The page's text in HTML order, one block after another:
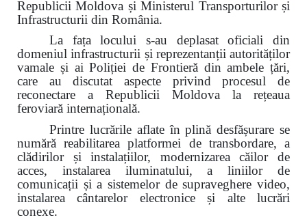
Republicii Moldova și Ministerul Transporturilor și
Infrastructurii din România.
La fața locului s-au deplasat oficiali din
domeniul infrastructurii și reprezentanții autorităților
vamale și ai Poliției de Frontieră din ambele țări,
care au discutat aspecte privind procesul de
reconectare a Republicii Moldova la rețeaua
feroviară internațională.
Printre lucrările aflate în plină desfășurare se
numără reabilitarea platformei de transbordare, a
clădirilor și instalațiilor, modernizarea căilor de
acces, instalarea iluminatului,
a liniilor de
comunicații și a sistemelor de supraveghere video,
instalarea cântarelor electronice și alte lucrări
conexe.